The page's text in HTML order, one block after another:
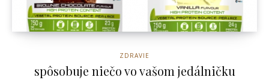
ZDRAVIE
spôsobuje niečo vo vašom jedálničku